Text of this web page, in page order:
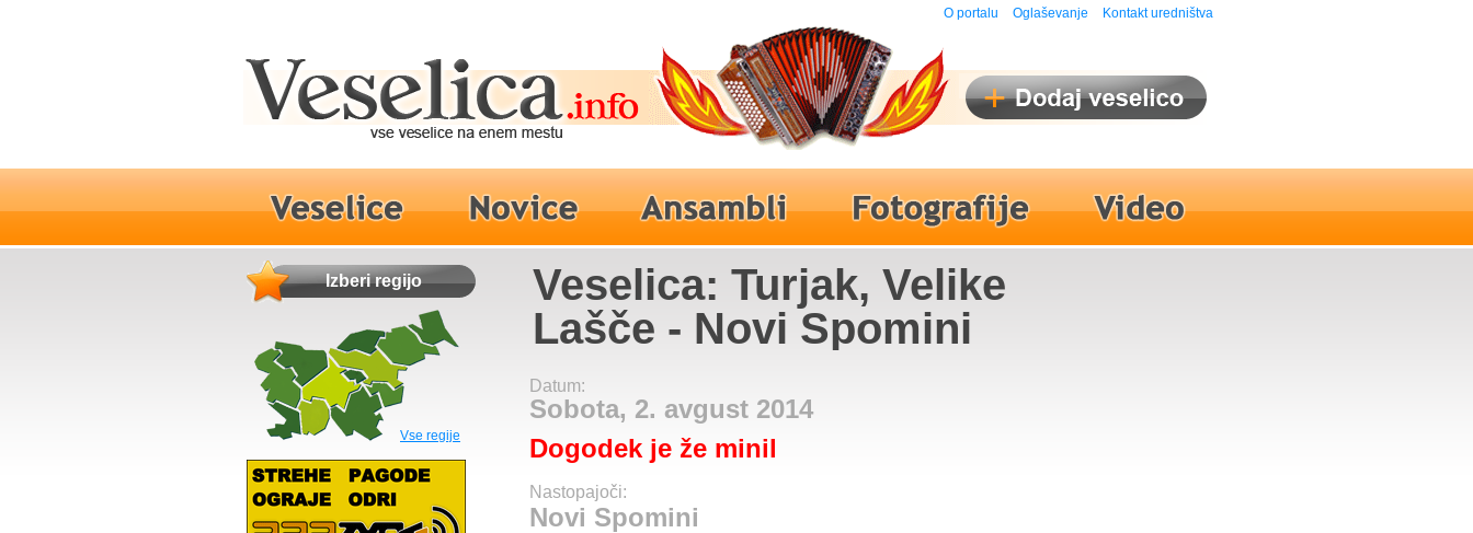
O portalu Oglaševanje Kontakt uredništva
Izberi regijo
Vse regije
Veselica: Turjak, Velike
Lašče - Novi Spomini
Datum:
Sobota, 2. avgust 2014
Dogodek je že minil
Nastopajoči:
Novi Spomini